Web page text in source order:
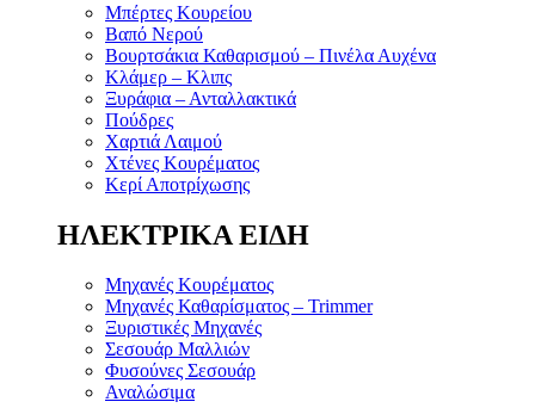
Μπέρτες Κουρείου
Βαπό Νερού
Βουρτσάκια Καθαρισμού – Πινέλα Αυχένα
Κλάμερ – Κλιπς
Ξυράφια – Ανταλλακτικά
Πούδρες
Χαρτιά Λαιμού
Χτένες Κουρέματος
Κερί Αποτρίχωσης
ΗΛΕΚΤΡΙΚΑ ΕΙΔΗ
Μηχανές Κουρέματος
Μηχανές Καθαρίσματος – Trimmer
Ξυριστικές Μηχανές
Σεσουάρ Μαλλιών
Φυσούνες Σεσουάρ
Αναλώσιμα